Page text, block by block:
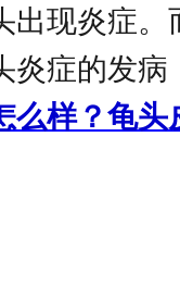
出现炎症。
炎症的发病
么样？龟头